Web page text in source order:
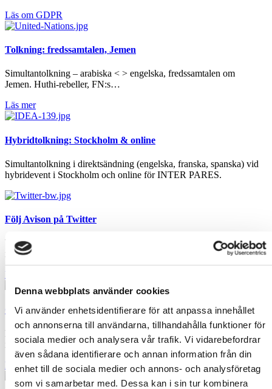
Denna webbplats använder cookies
Vi använder enhetsidentifierare för att anpassa innehållet
och annonserna till användarna, tillhandahålla funktioner för
sociala medier och analysera vår trafik. Vi vidarebefordrar
även sådana identifierare och annan information från din
enhet till de sociala medier och annons- och analysföretag
som vi samarbetar med. Dessa kan i sin tur kombinera
Läs om GDPR
Tolkning: fredssamtalen, Jemen
Simultantolkning – arabiska < > engelska, fredssamtalen om
Jemen. Huthi-rebeller, FN:s…
Läs mer
Hybridtolkning: Stockholm & online
Simultantolkning i direktsändning (engelska, franska, spanska) vid
hybridevent i Stockholm och online för INTER PARES.
Följ Avison på Twitter
Vi lägger ut intressanta och roliga nyheter och andra smått och gott
inom översättnings- och språkbranschen.
Följ Avison
Omlokalisering till Kina?
Då vill du kunna säga och göra rätt saker när du kommer dit. Ta en
intensivkurs i Kinesiska…
Läs mer